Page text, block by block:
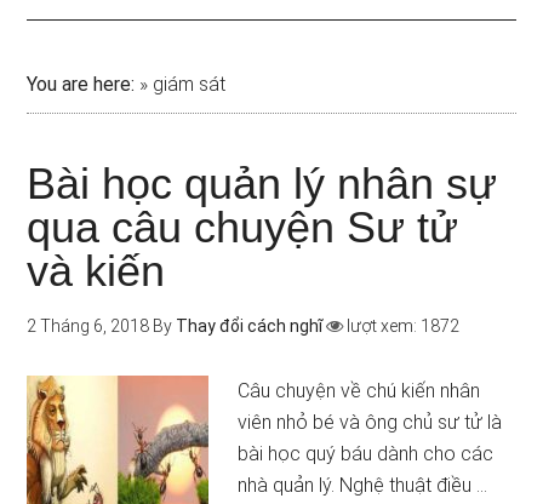
You are here: » giám sát
Bài học quản lý nhân sự
qua câu chuyện Sư tử
và kiến
2 Tháng 6, 2018 By Thay đổi cách nghĩ lượt xem: 1872
Câu chuyện về chú kiến nhân
viên nhỏ bé và ông chủ sư tử là
bài học quý báu dành cho các
nhà quản lý. Nghệ thuật điều …